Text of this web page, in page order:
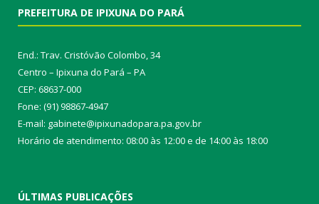
PREFEITURA DE IPIXUNA DO PARÁ
End.: Trav. Cristóvão Colombo, 34
Centro – Ipixuna do Pará – PA
CEP: 68637-000
Fone: (91) 98867-4947
E-mail: gabinete@ipixunadopara.pa.gov.br
Horário de atendimento: 08:00 às 12:00 e de 14:00 às 18:00
ÚLTIMAS PUBLICAÇÕES